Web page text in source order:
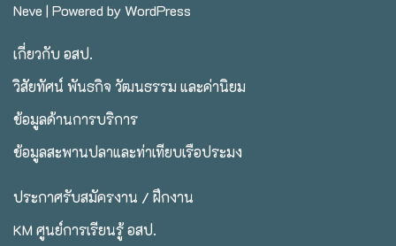
Neve | Powered byWordPress
เกี่ยวกับ อสป.
วิสัยทัศน์ พันธกิจ วัฒนธรรม และค่านิยม
ข้อมูลด้านการบริการ
ข้อมูลสะพานปลาและท่าเทียบเรือประมง
ประกาศรับสมัครงาน / ฝึกงาน
KM ศูนย์การเรียนรู้ อสป.